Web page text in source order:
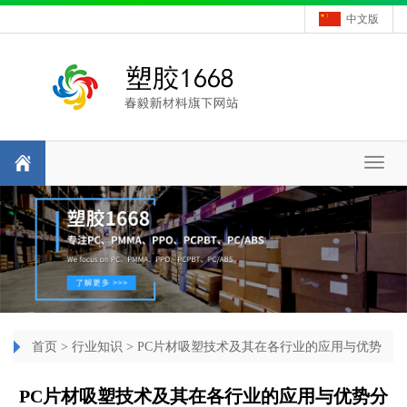
中文版
首页 > 行业知识 > PC片材吸塑技术及其在各行业的应用与优势
PC片材吸塑技术及其在各行业的应用与优势分